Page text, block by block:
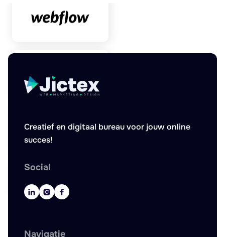
Creatief en digitaal bureau voor jouw online
succes!
Social
  
Navigatie